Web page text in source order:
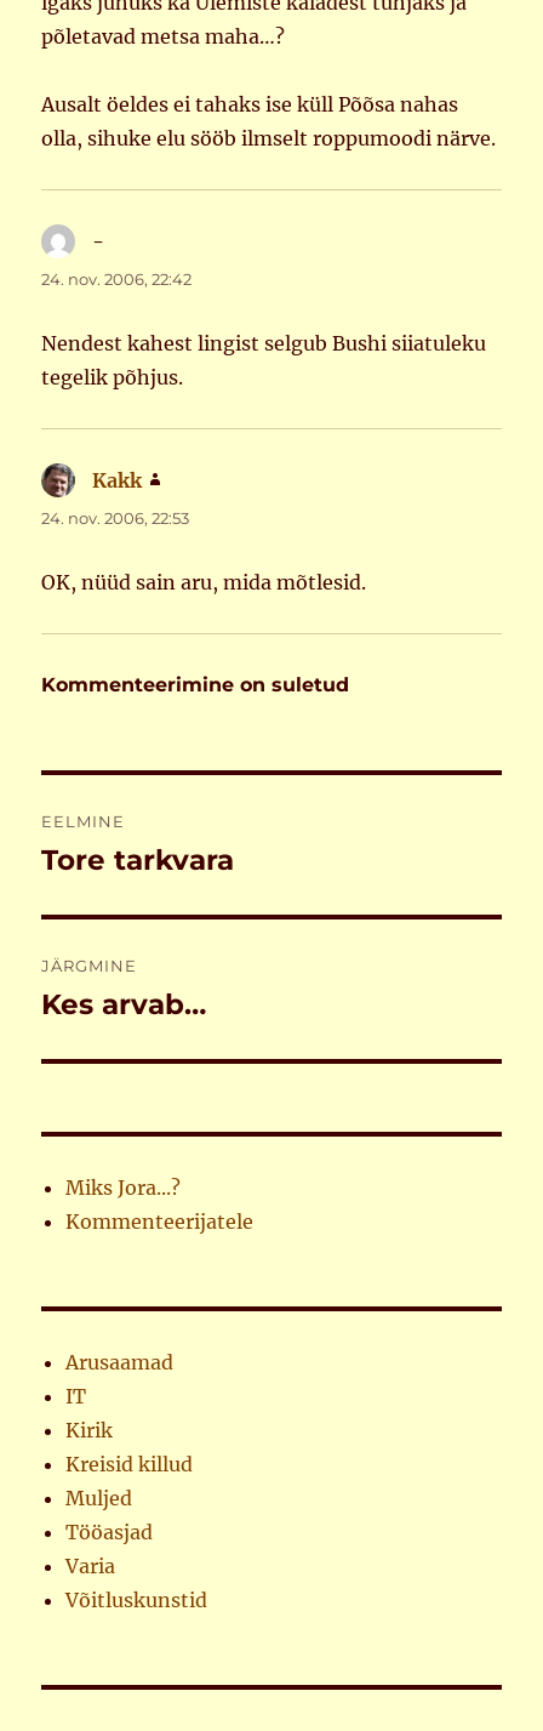
põletavad metsa maha…?
Ausalt öeldes ei tahaks ise küll Põõsa nahas
olla, sihuke elu sööb ilmselt roppumoodi närve.
-
24. nov. 2006, 22:42
Nendest kahest lingist selgub Bushi siiatuleku
tegelik põhjus.
Kakk
24. nov. 2006, 22:53
OK, nüüd sain aru, mida mõtlesid.
Kommenteerimine on suletud
EELMINE
Eelmine
Tore tarkvara
JÄRGMINE
Järgmine
Kes arvab…
Miks Jora...?
Kommenteerijatele
Arusaamad
IT
Kirik
Kreisid killud
Muljed
Tööasjad
Varia
Võitluskunstid